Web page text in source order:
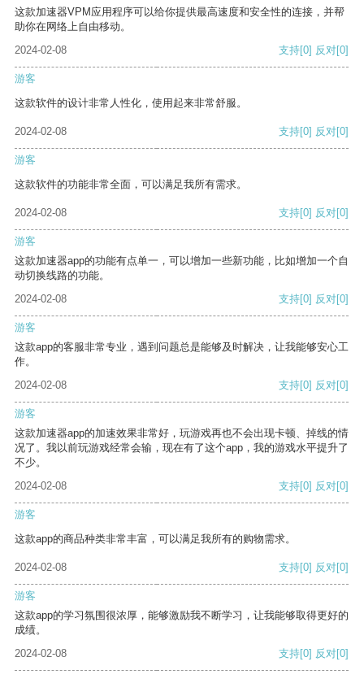
这款加速器VPM应用程序可以给你提供最高速度和安全性的连接，并帮
助你在网络上自由移动。
2024-02-08
支持[0] 反对[0]
游客
这款软件的设计非常人性化，使用起来非常舒服。
2024-02-08 支持[0] 反对[0]
游客
这款软件的功能非常全面，可以满足我所有需求。
2024-02-08 支持[0] 反对[0]
游客
这款加速器app的功能有点单一，可以增加一些新功能，比如增加一个自
动切换线路的功能。
2024-02-08
支持[0] 反对[0]
游客
这款app的客服非常专业，遇到问题总是能够及时解决，让我能够安心工
作。
2024-02-08
支持[0] 反对[0]
游客
这款加速器app的加速效果非常好，玩游戏再也不会出现卡顿、掉线的情
况了。我以前玩游戏经常会输，现在有了这个app，我的游戏水平提升了
不少。
2024-02-08
支持[0] 反对[0]
游客
这款app的商品种类非常丰富，可以满足我所有的购物需求。
2024-02-08 支持[0] 反对[0]
游客
这款app的学习氛围很浓厚，能够激励我不断学习，让我能够取得更好的
成绩。
2024-02-08
支持[0] 反对[0]